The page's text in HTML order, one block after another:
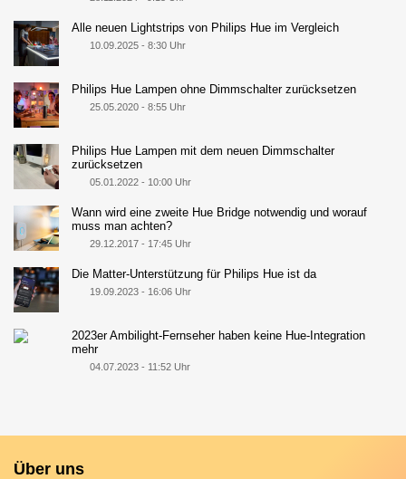
Alle neuen Lightstrips von Philips Hue im Vergleich
10.09.2025 - 8:30 Uhr
Philips Hue Lampen ohne Dimmschalter zurücksetzen
25.05.2020 - 8:55 Uhr
Philips Hue Lampen mit dem neuen Dimmschalter
zurücksetzen
05.01.2022 - 10:00 Uhr
Wann wird eine zweite Hue Bridge notwendig und worauf
muss man achten?
29.12.2017 - 17:45 Uhr
Die Matter-Unterstützung für Philips Hue ist da
19.09.2023 - 16:06 Uhr
2023er Ambilight-Fernseher haben keine Hue-Integration
mehr
04.07.2023 - 11:52 Uhr
Über uns